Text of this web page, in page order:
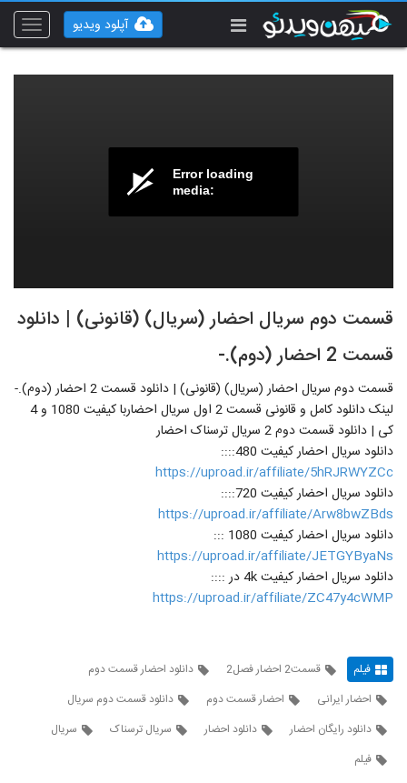
Toggle
آپلود ویدیو
Error loading
media:
قسمت دوم سریال احضار (سریال) (قانونی) | دانلود
قسمت 2 احضار (دوم).-
قسمت دوم سریال احضار (سریال) (قانونی) | دانلود قسمت 2 احضار (دوم).-
لینک دانلود کامل و قانونی قسمت 2 اول سریال احضاربا کیفیت 1080 و 4
کی | دانلود قسمت دوم 2 سریال ترسناک احضار
دانلود سریال احضار کیفیت 480::::
https://uproad.ir/affiliate/5hRJRWYZCc
دانلود سریال احضار کیفیت 720::::
https://uproad.ir/affiliate/Arw8bwZBds
دانلود سریال احضار کیفیت 1080 :::
https://uproad.ir/affiliate/JETGYByaNs
دانلود سریال احضار کیفیت 4k در ::::
https://uproad.ir/affiliate/ZC47y4cWMP
فیلم قسمت2 احضار فصل2
دانلود احضار قسمت دوم
احضار ایرانی
احضار قسمت دوم
دانلود قسمت دوم سریال
دانلود رایگان احضار
دانلود احضار سریال ترسناک
سریال
فیلم